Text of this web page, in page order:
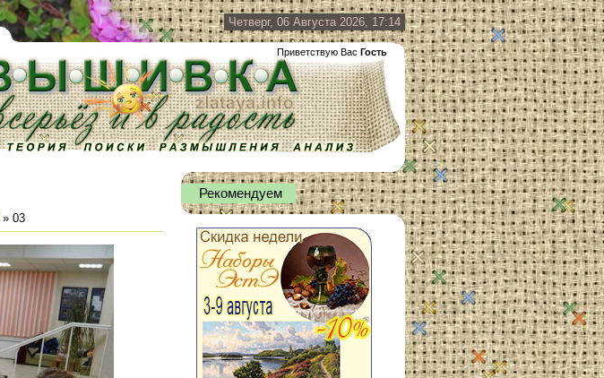
Четверг, 06 Августа 2026, 17:14
Приветствую Вас Гость
» 03
Рекомендуем